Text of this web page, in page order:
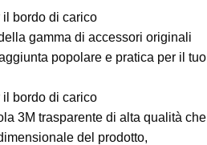
bordo di carico
gamma di accessori originali
popolare e pratica per il tuo
bordo di carico
3M trasparente di alta qualità che
del prodotto,